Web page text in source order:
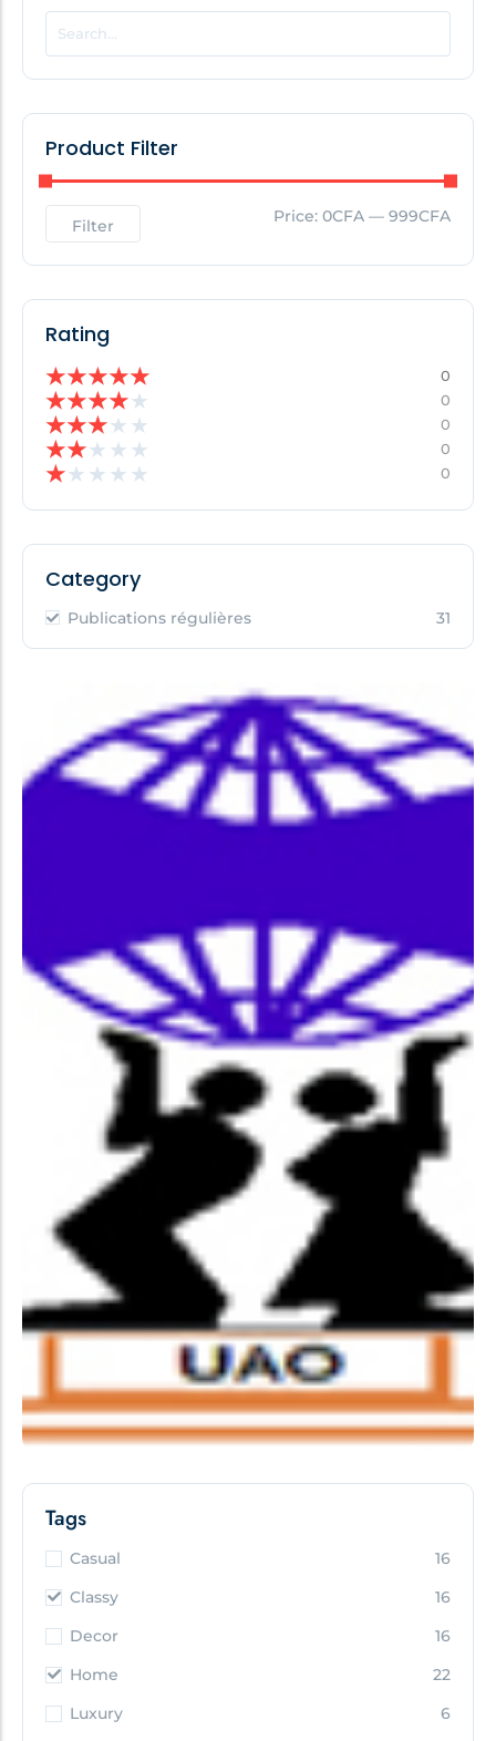
POPULAR THIS WEEK
No Posts Found!
No Posts Found!
Product Filter
Filter Price: 0CFA — 999CFA
Rating
★★★★★ 0
★★★★★ 0
★★★★ ★ 0
★★★ ★ ★ 0
★★ ★ ★ ★ 0
Category
Publications régulières 31
Tags
Casual
16
Classy
16
Decor
16
Home
22
Luxury
6